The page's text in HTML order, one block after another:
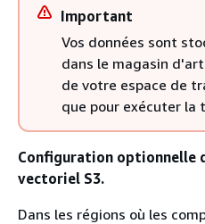
Important
Vos données sont
dans le magasin
de votre espace de
que pour exécuter la
Configuration optionnelle
vectoriel S3.
Dans les régions où les